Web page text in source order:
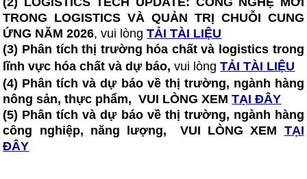
TRONG LOGISTICS VÀ QUẢN TRỊ CHUỖI CUNG
ỨNG NĂM 2026, vui lòngTẢI TÀI LIỆU
(3) Phân tích thị trường hóa chất và logistics trong
lĩnh vực hóa chất và dự báo,vui lòngTẢI TÀI LIỆU
(4) Phân tích và dự báo về thị trường, ngành hàng
nông sản, thực phẩm, VUI LÒNG XEMTẠI ĐÂY
(5) Phân tích và dự báo về thị trường, ngành hàng
công nghiệp, năng lượng, VUI LÒNG XEM TẠI
ĐÂY